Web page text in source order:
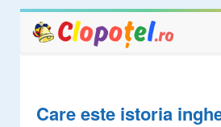
Care este istoria